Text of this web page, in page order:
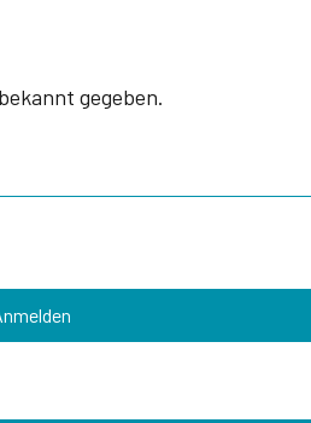
gegeben.